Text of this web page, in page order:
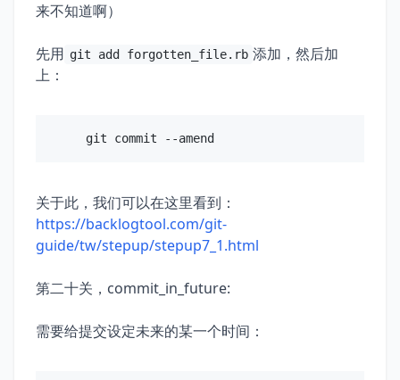
来不知道啊）
先用 git add forgotten_file.rb 添加，然后加
上：
关于此，我们可以在这里看到：
https://backlogtool.com/git-
guide/tw/stepup/stepup7_1.html
第二十关，commit_in_future:
需要给提交设定未来的某一个时间：